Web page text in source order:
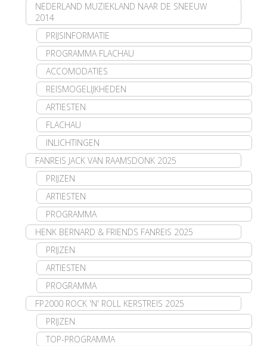
NEDERLAND MUZIEKLAND NAAR DE SNEEUW
2014
PRIJSINFORMATIE
PROGRAMMA FLACHAU
ACCOMODATIES
REISMOGELIJKHEDEN
ARTIESTEN
FLACHAU
INLICHTINGEN
FANREIS JACK VAN RAAMSDONK 2025
PRIJZEN
ARTIESTEN
PROGRAMMA
HENK BERNARD & FRIENDS FANREIS 2025
PRIJZEN
ARTIESTEN
PROGRAMMA
FP2000 ROCK 'N' ROLL KERSTREIS 2025
PRIJZEN
TOP-PROGRAMMA